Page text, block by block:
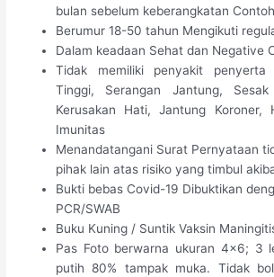
bulan sebelum keberangkatan
Berumur 18-50 tahun Mengikuti
Dalam keadaan Sehat dan Negative
Tidak memiliki penyakit penyerta
Tinggi, Serangan Jantung,
Kerusakan Hati, Jantung Koroner,
Imunitas
Menandatangani Surat Pernyataan
pihak lain atas risiko yang timbul
Bukti bebas Covid-19 Dibuktikan
PCR/SWAB
Buku Kuning / Suntik Vaksin
Pas Foto berwarna ukuran 4×6; 3
putih 80% tampak muka. Tidak